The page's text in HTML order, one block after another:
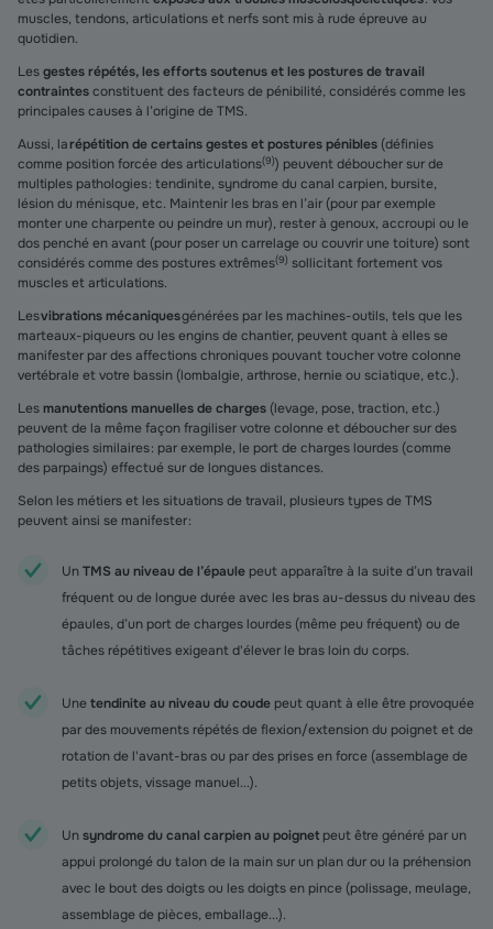
muscles, tendons, articulations et nerfs sont mis à rude épreuve au
quotidien.
Lesgestes répétés, les efforts soutenus et les postures de travail
contraintesconstituent des facteurs de pénibilité, considérés comme les
principales causes à l’origine de TMS.
Aussi, larépétition de certains gestes et postures pénibles (définies
comme position forcée des articulations(9)) peuvent déboucher sur de
multiples pathologies : tendinite, syndrome du canal carpien, bursite,
lésion du ménisque, etc. Maintenir les bras en l’air (pour par exemple
monter une charpente ou peindre un mur), rester à genoux, accroupi ou le
dos penché en avant (pour poser un carrelage ou couvrir une toiture) sont
considérés comme des postures extrêmes(9) sollicitant fortement vos
muscles et articulations.
Lesvibrations mécaniquesgénérées par les machines-outils, tels que les
marteaux-piqueurs ou les engins de chantier, peuvent quant à elles se
manifester par des affections chroniques pouvant toucher votre colonne
vertébrale et votre bassin (lombalgie, arthrose, hernie ou sciatique, etc.).
Lesmanutentions manuelles de charges (levage, pose, traction, etc.)
peuvent de la même façon fragiliser votre colonne et déboucher sur des
pathologies similaires : par exemple, le port de charges lourdes (comme
des parpaings) effectué sur de longues distances.
Selon les métiers et les situations de travail, plusieurs types de TMS
peuvent ainsi se manifester :
UnTMS au niveau de l’épaule peut apparaître à la suite d’un travail
fréquent ou de longue durée avec les bras au-dessus du niveau des
épaules, d’un port de charges lourdes (même peu fréquent) ou de
tâches répétitives exigeant d'élever le bras loin du corps.
Unetendinite au niveau du coude peut quant à elle être provoquée
par des mouvements répétés de flexion/extension du poignet et de
rotation de l'avant-bras ou par des prises en force (assemblage de
petits objets, vissage manuel...).
Unsyndrome du canal carpien au poignet peut être généré par un
appui prolongé du talon de la main sur un plan dur ou la préhension
avec le bout des doigts ou les doigts en pince (polissage, meulage,
assemblage de pièces, emballage...).